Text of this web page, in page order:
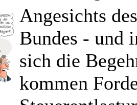
Angesichts
Bundes - und
sich die
kommen